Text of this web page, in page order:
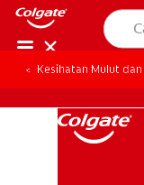
Kesihatan Mulut